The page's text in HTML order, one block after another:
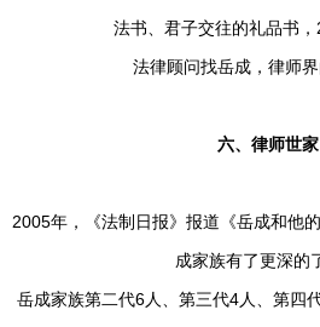
法书、君子交往的礼品书，
法律顾问找岳成，律师界
六、律师世家
2005年，《法制日报》报道《岳成和他
成家族有了更深的
岳成家族第二代6人、第三代4人、第四